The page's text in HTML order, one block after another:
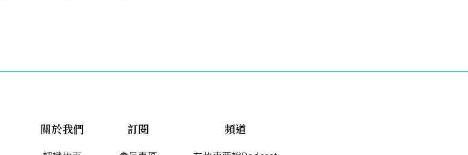
關於我們 訂閱 頻道